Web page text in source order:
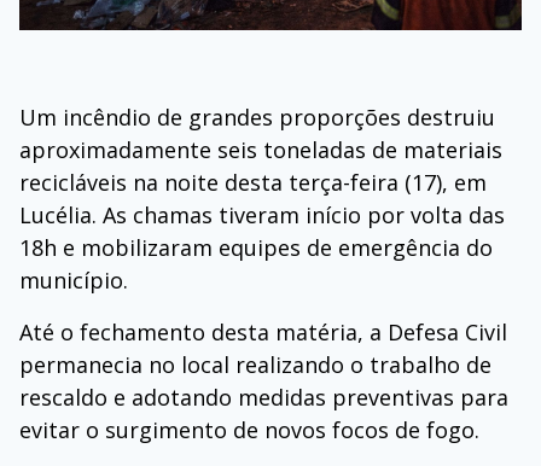
Um incêndio de grandes proporções destruiu
aproximadamente seis toneladas de materiais
recicláveis na noite desta terça-feira (17), em
Lucélia. As chamas tiveram início por volta das
18h e mobilizaram equipes de emergência do
município.
Até o fechamento desta matéria, a Defesa Civil
permanecia no local realizando o trabalho de
rescaldo e adotando medidas preventivas para
evitar o surgimento de novos focos de fogo.